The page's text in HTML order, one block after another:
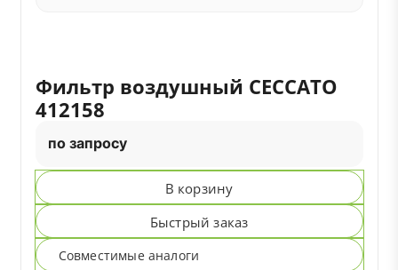
Фильтр воздушный CECCATO
412158
по запросу
В корзину
Быстрый заказ
Совместимые аналоги